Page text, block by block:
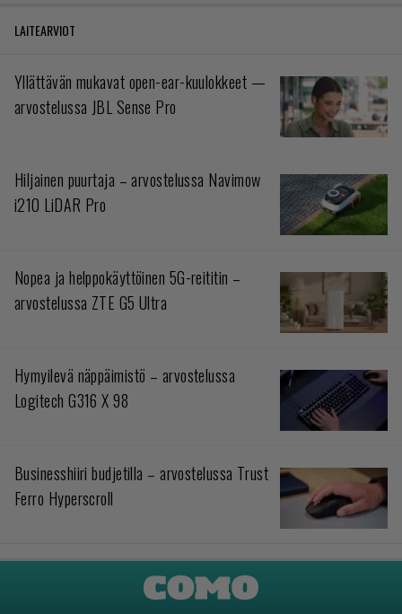
LAITEARVIOT
Yllättävän mukavat open-ear-kuulokkeet —
arvostelussa JBL Sense Pro
Hiljainen puurtaja – arvostelussa Navimow
i210 LiDAR Pro
Nopea ja helppokäyttöinen 5G-reititin –
arvostelussa ZTE G5 Ultra
Hymyilevä näppäimistö – arvostelussa
Logitech G316 X 98
Businesshiiri budjetilla – arvostelussa Trust
Ferro Hyperscroll